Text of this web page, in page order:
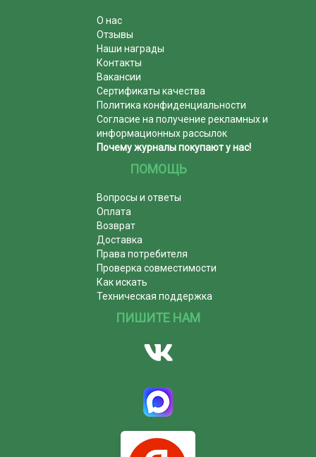
О нас
Отзывы
Наши награды
Контакты
Вакансии
Сертификаты качества
Политика конфиденциальности
Согласие на получение рекламных и
информационных рассылок
Почему журналы покупают у нас!
ПОМОЩЬ
Вопросы и ответы
Оплата
Возврат
Доставка
Права потребителя
Проверка совместимости
Как искать
Техническая поддержка
ПИШИТЕ НАМ